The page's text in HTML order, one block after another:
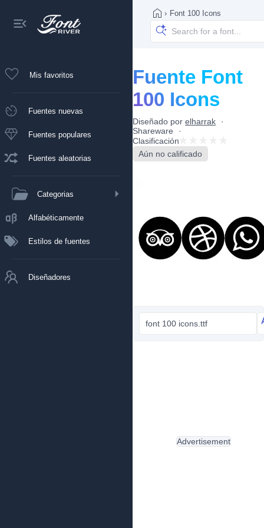
Mis favoritos
Fuentes nuevas
Fuentes populares
Fuentes aleatorias
Categorias
Alfabéticamente
Estilos de fuentes
Diseñadores
› Font 100 Icons
Fuente Font
100 Icons
Diseñado por elharrak
Shareware
Clasificación
Aún no calificado
font 100 icons.ttf
Advertisement